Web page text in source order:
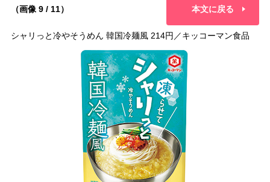
（画像 9 / 11） 本文に戻る
シャリっと冷やそうめん 韓国冷麺風 214円／キッコーマン食品